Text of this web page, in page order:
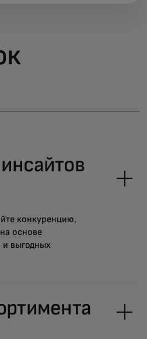
конкуренцию,
основе
и выгодных